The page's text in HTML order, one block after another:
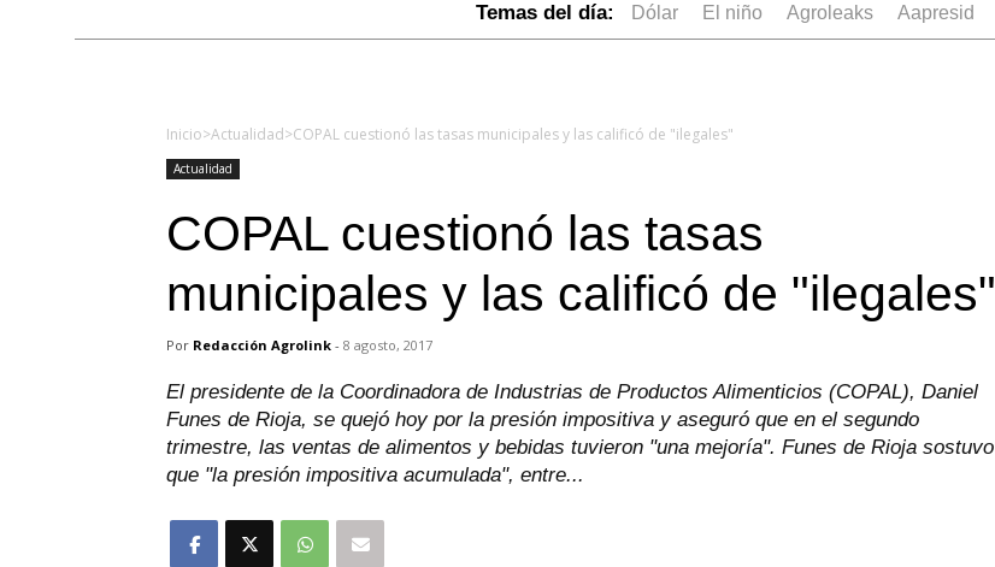
Temas del día: dólar el niño Agroleaks aapresid
Inicio>Actualidad>COPAL cuestionó las tasas municipales y las calificó de "ilegales"
Actualidad
COPAL cuestionó las tasas
municipales y las calificó de "ilegales"
Por Redacción Agrolink - 8 agosto, 2017
El presidente de la Coordinadora de Industrias de Productos Alimenticios (COPAL), Daniel
Funes de Rioja, se quejó hoy por la presión impositiva y aseguró que en el segundo
trimestre, las ventas de alimentos y bebidas tuvieron "una mejoría". Funes de Rioja sostuvo
que "la presión impositiva acumulada", entre...